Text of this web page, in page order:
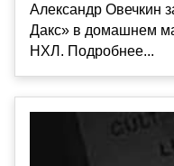
Александр Овечкин
Дакс» в домашнем
НХЛ. Подробнее...